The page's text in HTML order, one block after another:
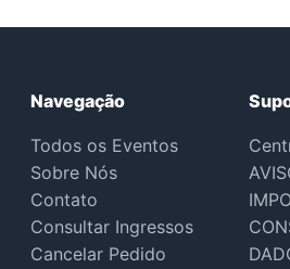
Navegação
Todos os Eventos
Sobre Nós
Contato
Consultar Ingressos
Cancelar Pedido